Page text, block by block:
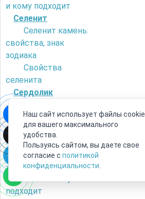
и кому подходит
Селенит
Селенит камень:
свойства, знак
зодиака
Свойства
селенита
Сердолик
сердолик от
искусственного
камня?
Камень сердолик
- его магические
свойства и кому
подходит
Наш сайт использует файлы cookie
для вашего максимального
удобства.
Пользуясь сайтом, вы даете свое
согласие с политикой
конфиденциальности